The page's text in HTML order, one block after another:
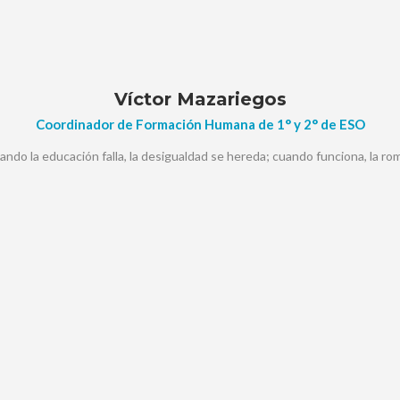
Víctor Mazariegos
Coordinador de Formación Humana de 1° y 2° de ESO
la educación falla, la desigualdad se hereda; cuando funciona, la